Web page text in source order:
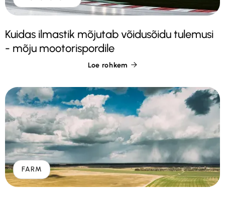
Kuidas ilmastik mõjutab võidusõidu tulemusi
- mõju mootorispordile
Loe rohkem 
FARM